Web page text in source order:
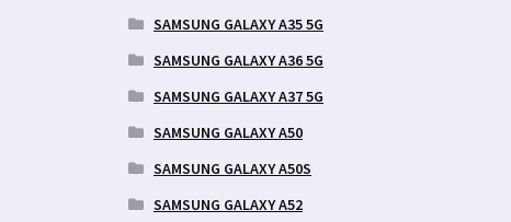
SAMSUNG GALAXY A35 5G
SAMSUNG GALAXY A36 5G
SAMSUNG GALAXY A37 5G
SAMSUNG GALAXY A50
SAMSUNG GALAXY A50S
SAMSUNG GALAXY A52